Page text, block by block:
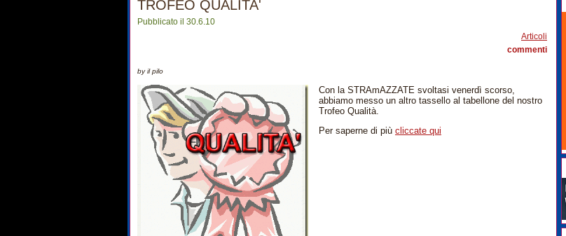
TROFEO QUALITA'
Pubblicato il 30.6.10
Articoli
commenti
by il pilo
Con la STRAmAZZATE svoltasi venerdì scorso,
abbiamo messo un altro tassello al tabellone del nostro
Trofeo Qualità.
Per saperne di più cliccate qui